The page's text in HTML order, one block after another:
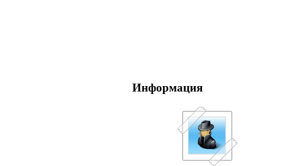
Информация